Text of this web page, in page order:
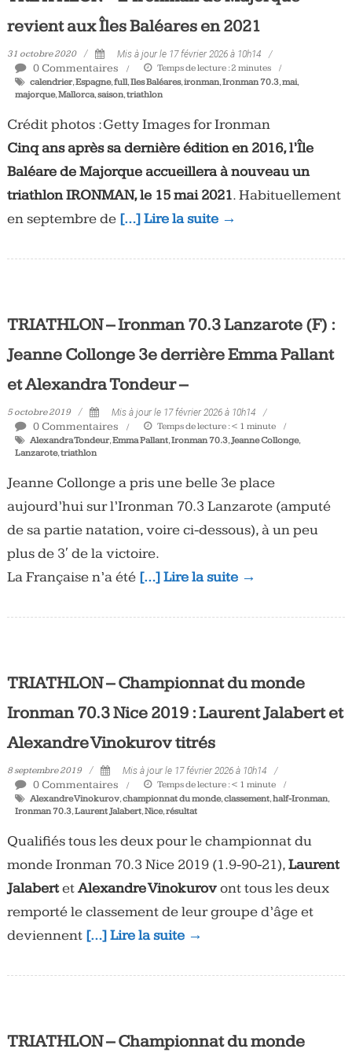
les
jours,
votre
actualité
et
triathlon
revient aux Îles Baléares en 2021
31 octobre 2020 Mis à jour le 17 février 2026 à 10h14
0 Commentaires Temps de lecture :2 minutes
calendrier,Espagne,full,Iles Baléares,ironman,Ironman 70.3,mai,
majorque,Mallorca,saison,triathlon
Crédit photos : Getty Images for Ironman
Cinq ans après sa dernière édition en 2016, l’Île
Baléare de Majorque accueillera à nouveau un
triathlon IRONMAN, le 15 mai 2021. Habituellement
en septembre de […] Lire la suite →
TRIATHLON – Ironman 70.3 Lanzarote (F) :
Jeanne Collonge 3e derrière Emma Pallant
et Alexandra Tondeur –
5 octobre 2019 Mis à jour le 17 février 2026 à 10h14
0 Commentaires Temps de lecture : < 1 minute
Alexandra Tondeur,Emma Pallant,Ironman 70.3,Jeanne Collonge,
Lanzarote,triathlon
Jeanne Collonge a pris une belle 3e place
aujourd’hui sur l’Ironman 70.3 Lanzarote (amputé
de sa partie natation, voire ci-dessous), à un peu
plus de 3′ de la victoire.
La Française n’a été […] Lire la suite →
TRIATHLON – Championnat du monde
Ironman 70.3 Nice 2019 : Laurent Jalabert et
Alexandre Vinokurov titrés
8 septembre 2019 Mis à jour le 17 février 2026 à 10h14
0 Commentaires Temps de lecture : < 1 minute
Alexandre Vinokurov,championnat du monde,classement,half-Ironman,
Ironman 70.3,Laurent Jalabert,Nice,résultat
Qualifiés tous les deux pour le championnat du
monde Ironman 70.3 Nice 2019 (1.9-90-21),Laurent
JalabertetAlexandre Vinokurovont tous les deux
remporté le classement de leur groupe d’âge et
deviennent […] Lire la suite →
TRIATHLON – Championnat du monde